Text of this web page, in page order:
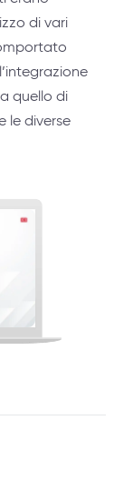
di vari
quello di
le diverse